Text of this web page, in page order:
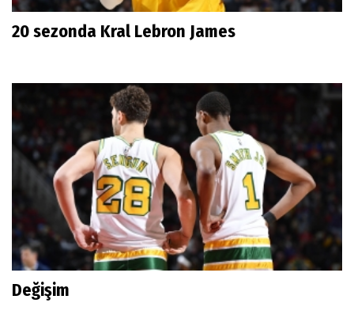
20 sezonda Kral Lebron James
Değişim